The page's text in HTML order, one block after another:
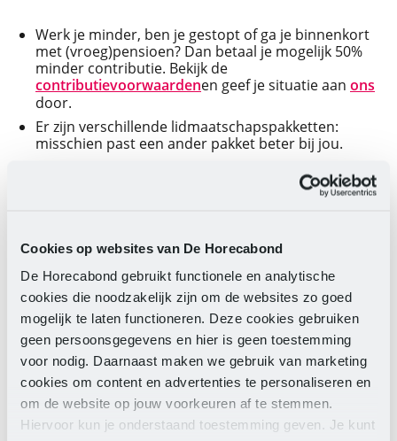
Cookies op websites van De Horecabond
De Horecabond gebruikt functionele en analytische
cookies die noodzakelijk zijn om de websites zo goed
mogelijk te laten functioneren. Deze cookies gebruiken
geen persoonsgegevens en hier is geen toestemming
voor nodig. Daarnaast maken we gebruik van marketing
cookies om content en advertenties te personaliseren en
om de website op jouw voorkeuren af te stemmen.
Hiervoor kun je onderstaand toestemming geven. Je kunt
Werk je minder, ben je gestopt of ga je binnenkort
met (vroeg)pensioen? Dan betaal je mogelijk 50%
minder contributie. Bekijk de
contributievoorwaardenen geef je situatie aan ons
door.
Er zijn verschillende lidmaatschapspakketten:
misschien past een ander pakket beter bij jou.
je werkgever. Hiervoor heeft je werkgever een
bewijs nodig, dat je kunt downloaden via je
Ben je ZZP’er? Dan mag je de contributie aftrekken
als beroepskosten bij je belastingaangifte.
Toch opzeggen?
Dan kun je geen gebruik meer maken van de
voordelen die het lidmaatschap je biedt en verlies je
je opgebouwde rechten. Om je lidmaatschap
eenvoudig en snel op te zeggen neem je telefonisch